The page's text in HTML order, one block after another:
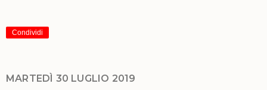
Condividi
MARTEDÌ 30 LUGLIO 2019